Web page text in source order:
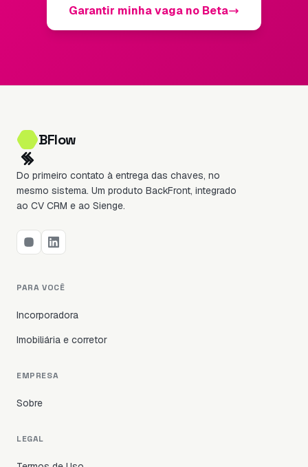
Garantir minha vaga no Beta
BFlow
Do primeiro contato à entrega das chaves, no
mesmo sistema. Um produto BackFront, integrado
ao CV CRM e ao Sienge.
PARA VOCÊ
Incorporadora
Imobiliária e corretor
EMPRESA
Sobre
LEGAL